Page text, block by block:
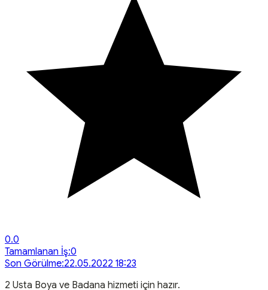
0.0
Tamamlanan İş:0
Son Görülme:22.05.2022 18:23
2 Usta Boya ve Badana hizmeti için hazır.